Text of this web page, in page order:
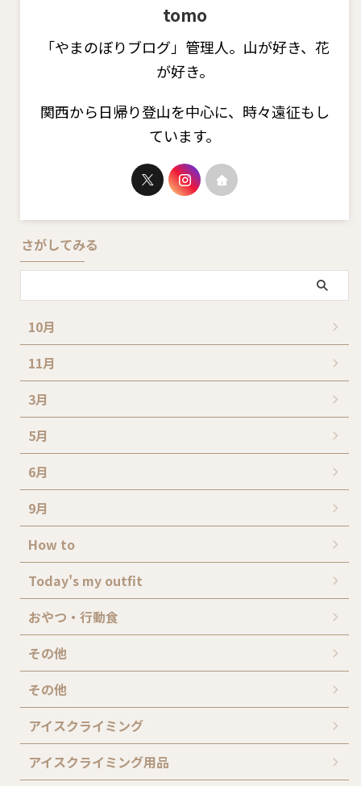
tomo
「やまのぼりブログ」管理人。山が好き、花
が好き。
関西から日帰り登山を中心に、時々遠征もし
ています。
さがしてみる
10月
11月
3月
5月
6月
9月
How to
Today's my outfit
おやつ・行動食
その他
その他
アイスクライミング
アイスクライミング用品